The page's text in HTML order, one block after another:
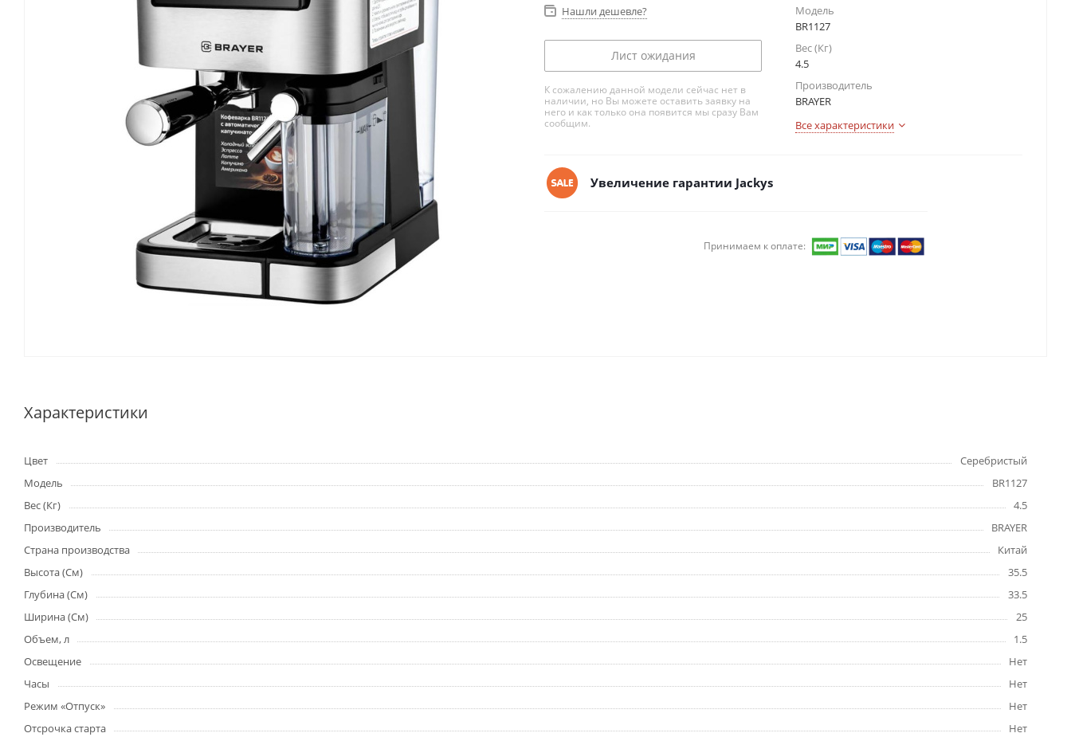
Нашли дешевле?
Лист ожидания
К сожалению данной модели сейчас нет в
наличии, но Вы можете оставить заявку на
него и как только она появится мы сразу Вам
сообщим.
Модель
BR1127
Вес (Кг)
4.5
Производитель
BRAYER
Все характеристики
Увеличение гарантии Jackys
Принимаем к оплате:
Характеристики
Цвет
Серебристый
Модель
BR1127
Вес (Кг)
4.5
Производитель
BRAYER
Страна производства
Китай
Высота (См)
35.5
Глубина (См)
33.5
Ширина (См)
25
Объем, л
1.5
Освещение
Нет
Часы
Нет
Режим «Отпуск»
Нет
Отсрочка старта
Нет